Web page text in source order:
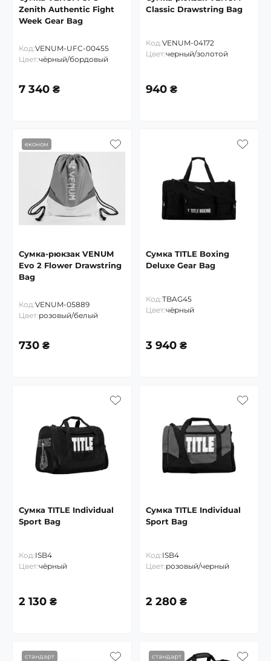
Zenith Authentic Fight
Week Gear Bag
Код:VENUM-UFC-00455
Цвет:чёрный/бордовый
7 340 ₴
Classic Drawstring Bag
Код:VENUM-04172
Цвет:черный/золотой
940 ₴
економ
Сумка-рюкзак VENUM
Evo 2 Flower Drawstring
Bag
Код:VENUM-05889
Цвет:розовый/белый
730 ₴
Сумка TITLE Boxing
Deluxe Gear Bag
Код:TBAG45
Цвет:чёрный
3 940 ₴
Сумка TITLE Individual
Sport Bag
Код:ISB4
Цвет:чёрный
2 130 ₴
Сумка TITLE Individual
Sport Bag
Код:ISB4
Цвет:розовый/черный
2 280 ₴
стандарт стандарт